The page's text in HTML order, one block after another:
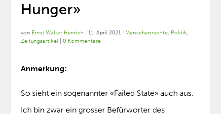
Hunger»
von Ernst Walter Henrich |11. April 2021 Menschenrechte, Politik,
Zeitungsartikel |0 Kommentare
Anmerkung:
So sieht ein sogenannter «Failed State» auch aus.
Ich bin zwar ein grosser Befürworter des